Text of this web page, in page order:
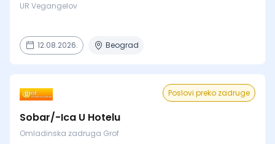
UR Vegangelov
12.08.2026. Beograd
Poslovi preko zadruge
Sobar/-Ica U Hotelu
Omladinska zadruga Grof